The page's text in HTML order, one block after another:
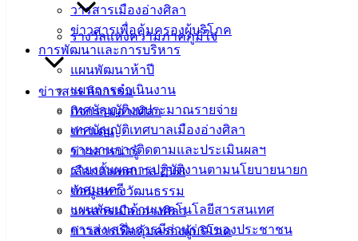
วารสารเมืองอ่างศิลา
ข่าวสารเพื่อคุ้มครองผู้บริโภค
การพัฒนาและการบริหาร
แผนพัฒนาห้าปี
แผนการดำเนินงาน
เทศบัญญัติงบประมาณรายจ่าย
เทศบัญญัติเทศบาลเมืองอ่างศิลา
รายงานการติดตามและประเมินผลฯ
รายงานผลการปฏิบัติงานตามนโยบายนายก
เทศมนตรี
แผนพัฒนาด้านเทคโนโลยีสารสนเทศ
การส่งเสริมการมีส่วนร่วมของประชาชน
รางวัลแห่งความภาคภูมิใจ
ข่าวสาร กิจกรรม
กิจกรรมอ่างศิลา
ข่าวเด่น
ข่าวสารน่ารู้
เลือกตั้งเทศบาล 2568
ข้อมูลทางวัฒนธรรม
วารสารเมืองอ่างศิลา
ข่าวสารเพื่อคุ้มครองผู้บริโภค
ดาวน์โหลด
แบบ
ฟอร์ม,
เอกสาร
คู่มือ
สำหรับ
ประชาชน/
คู่มือการ
ปฏิบัติ
งาน
ข่าวสาร